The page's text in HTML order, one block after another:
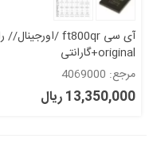
original+گارانتی
مرجع: 4069000
13,350,000 ریال